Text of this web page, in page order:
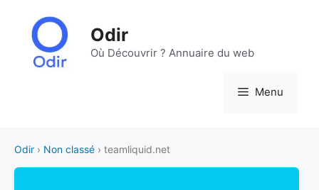
contenu
Odir
Où Découvrir ? Annuaire du web
Menu
Odir › Non classé › teamliquid.net